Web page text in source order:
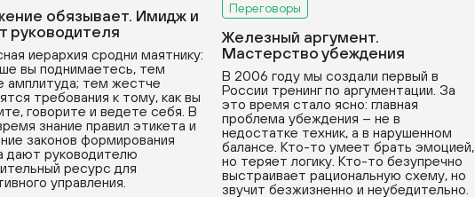
обязывает. Имидж и
руководителя
иерархия сродни маятнику:
вы поднимаетесь, тем
амплитуда; тем жестче
требования к тому, как вы
говорите и ведете себя. В
знание правил этикета и
законов формирования
дают руководителю
ресурс для
управления.
Переговоры
Железный аргумент.
Мастерство убеждения
В 2006 году мы создали первый в
России тренинг по аргументации. За
это время стало ясно: главная
проблема убеждения – не в
недостатке техник, а в нарушенном
балансе. Кто-то умеет брать эмоцией,
но теряет логику. Кто-то безупречно
выстраивает рациональную схему, но
звучит безжизненно и неубедительно.